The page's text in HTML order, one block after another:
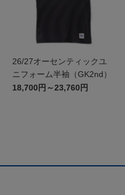
26/27オーセンティックユ
ニフォーム半袖（GK2nd）
18,700円～23,760円